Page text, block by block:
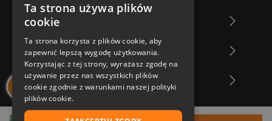
Zakupy u nas
Nasza oferta
Nasi autorzy
Ta strona używa plików
cookie
Ta strona korzysta z plików cookie, aby
zapewnić lepszą wygodę użytkowania.
Korzystając z tej strony, wyrażasz zgodę na
używanie przez nas wszystkich plików
cookie zgodnie z warunkami naszej polityki
plików cookie.